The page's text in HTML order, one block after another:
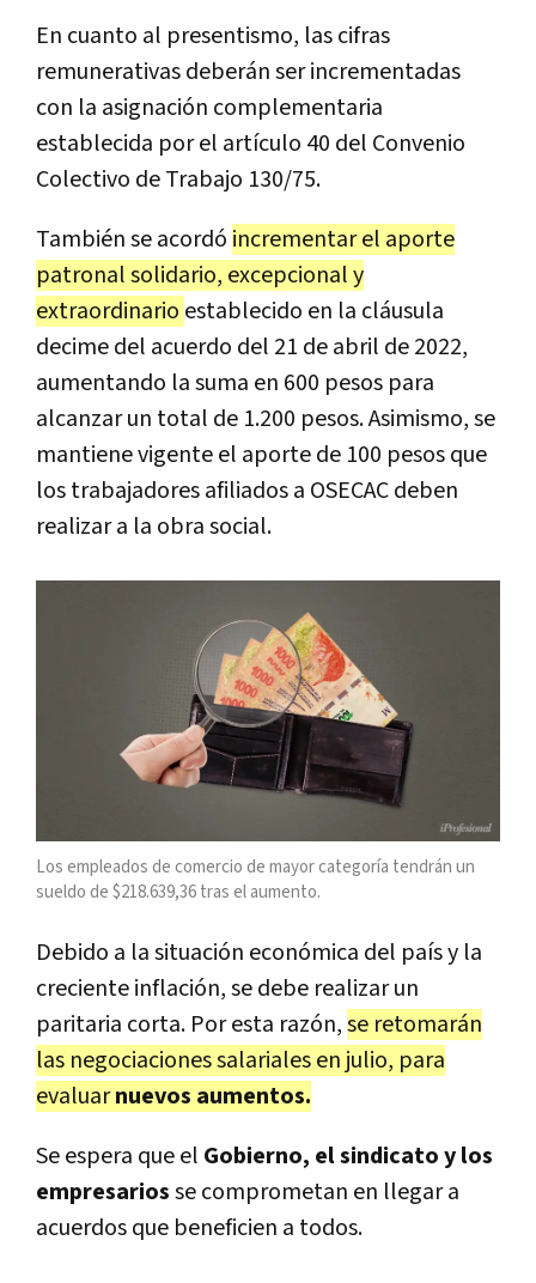
En cuanto al presentismo, las cifras
remunerativas deberán ser incrementadas
con la asignación complementaria
establecida por el artículo 40 del Convenio
Colectivo de Trabajo 130/75.
También se acordó incrementar el aporte
patronal solidario, excepcional y
extraordinario establecido en la cláusula
decime del acuerdo del 21 de abril de 2022,
aumentando la suma en 600 pesos para
alcanzar un total de 1.200 pesos. Asimismo, se
mantiene vigente el aporte de 100 pesos que
los trabajadores afiliados a OSECAC deben
realizar a la obra social.
Los empleados de comercio de mayor categoría tendrán un
sueldo de $218.639,36 tras el aumento.
Debido a la situación económica del país y la
creciente inflación, se debe realizar un
paritaria corta. Por esta razón,se retomarán
las negociaciones salariales en julio, para
evaluarnuevos aumentos.
Se espera que el Gobierno, el sindicato y los
empresariosse comprometan en llegar a
acuerdos que beneficien a todos.